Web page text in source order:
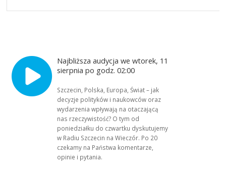
Najbliższa audycja we wtorek, 11
sierpnia po godz. 02:00
Szczecin, Polska, Europa, Świat – jak
decyzje polityków i naukowców oraz
wydarzenia wpływają na otaczającą
nas rzeczywistość? O tym od
poniedziałku do czwartku dyskutujemy
w Radiu Szczecin na Wieczór. Po 20
czekamy na Państwa komentarze,
opinie i pytania.